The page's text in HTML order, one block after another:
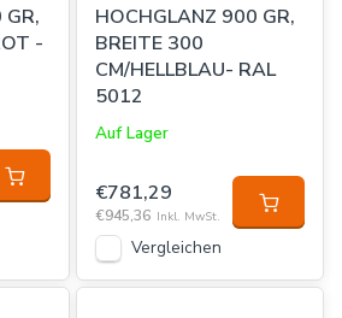
-
HOCHGLANZ 900 GR,
BREITE 300
CM/HELLBLAU- RAL
5012
Auf Lager
€781,29
€945,36 Inkl. MwSt.
Vergleichen